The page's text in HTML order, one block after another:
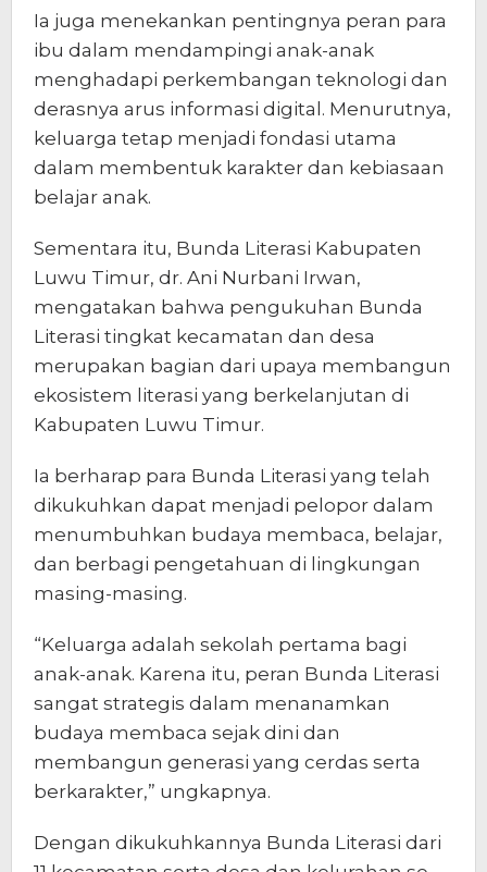
Ia juga menekankan pentingnya peran para
ibu dalam mendampingi anak-anak
menghadapi perkembangan teknologi dan
derasnya arus informasi digital. Menurutnya,
keluarga tetap menjadi fondasi utama
dalam membentuk karakter dan kebiasaan
belajar anak.
Sementara itu, Bunda Literasi Kabupaten
Luwu Timur, dr. Ani Nurbani Irwan,
mengatakan bahwa pengukuhan Bunda
Literasi tingkat kecamatan dan desa
merupakan bagian dari upaya membangun
ekosistem literasi yang berkelanjutan di
Kabupaten Luwu Timur.
Ia berharap para Bunda Literasi yang telah
dikukuhkan dapat menjadi pelopor dalam
menumbuhkan budaya membaca, belajar,
dan berbagi pengetahuan di lingkungan
masing-masing.
“Keluarga adalah sekolah pertama bagi
anak-anak. Karena itu, peran Bunda Literasi
sangat strategis dalam menanamkan
budaya membaca sejak dini dan
membangun generasi yang cerdas serta
berkarakter,” ungkapnya.
Dengan dikukuhkannya Bunda Literasi dari